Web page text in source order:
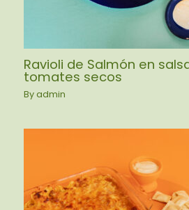
Ravioli de Salmón en
tomates secos
Byadmin